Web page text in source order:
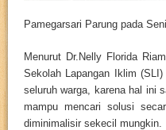
Pamegarsari Parung pada
Menurut Dr.Nelly Florida
Sekolah Lapangan Iklim
seluruh warga, karena hal ini
mampu mencari solusi
diminimalisir sekecil mungkin.